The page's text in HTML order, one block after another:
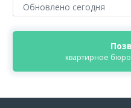
Обновлено сегодня
квартирное